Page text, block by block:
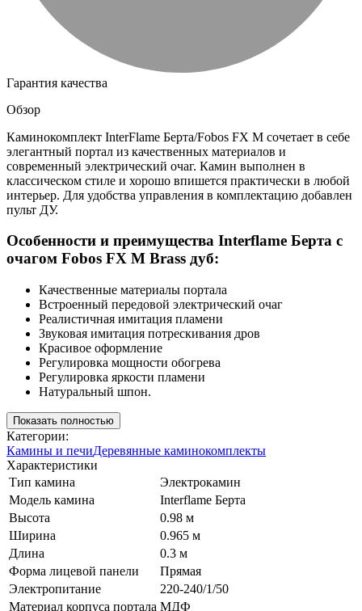
Гарантия качества
Обзор
Каминокомплект InterFlame Берта/Fobos FX M сочетает в себе
элегантный портал из качественных материалов и
современный электрический очаг. Камин выполнен в
классическом стиле и хорошо впишется практически в любой
интерьер. Для удобства управления в комплектацию добавлен
пульт ДУ.
Особенности и преимущества Interflame Берта с
очагом Fobos FX M Brass дуб:
Качественные материалы портала
Встроенный передовой электрический очаг
Реалистичная имитация пламени
Звуковая имитация потрескивания дров
Красивое оформление
Регулировка мощности обогрева
Регулировка яркости пламени
Натуральный шпон.
Показать полностью
Категории:
Камины и печиДеревянные каминокомплекты
Характеристики
Тип камина
Электрокамин
Модель камина
Interflame Берта
Высота
0.98 м
Ширина
0.965 м
Длина
0.3 м
Форма лицевой панели
Прямая
Электропитание
220-240/1/50
Материал корпуса портала МДФ